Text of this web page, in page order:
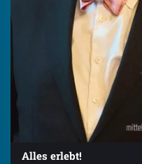
Alles erlebt!